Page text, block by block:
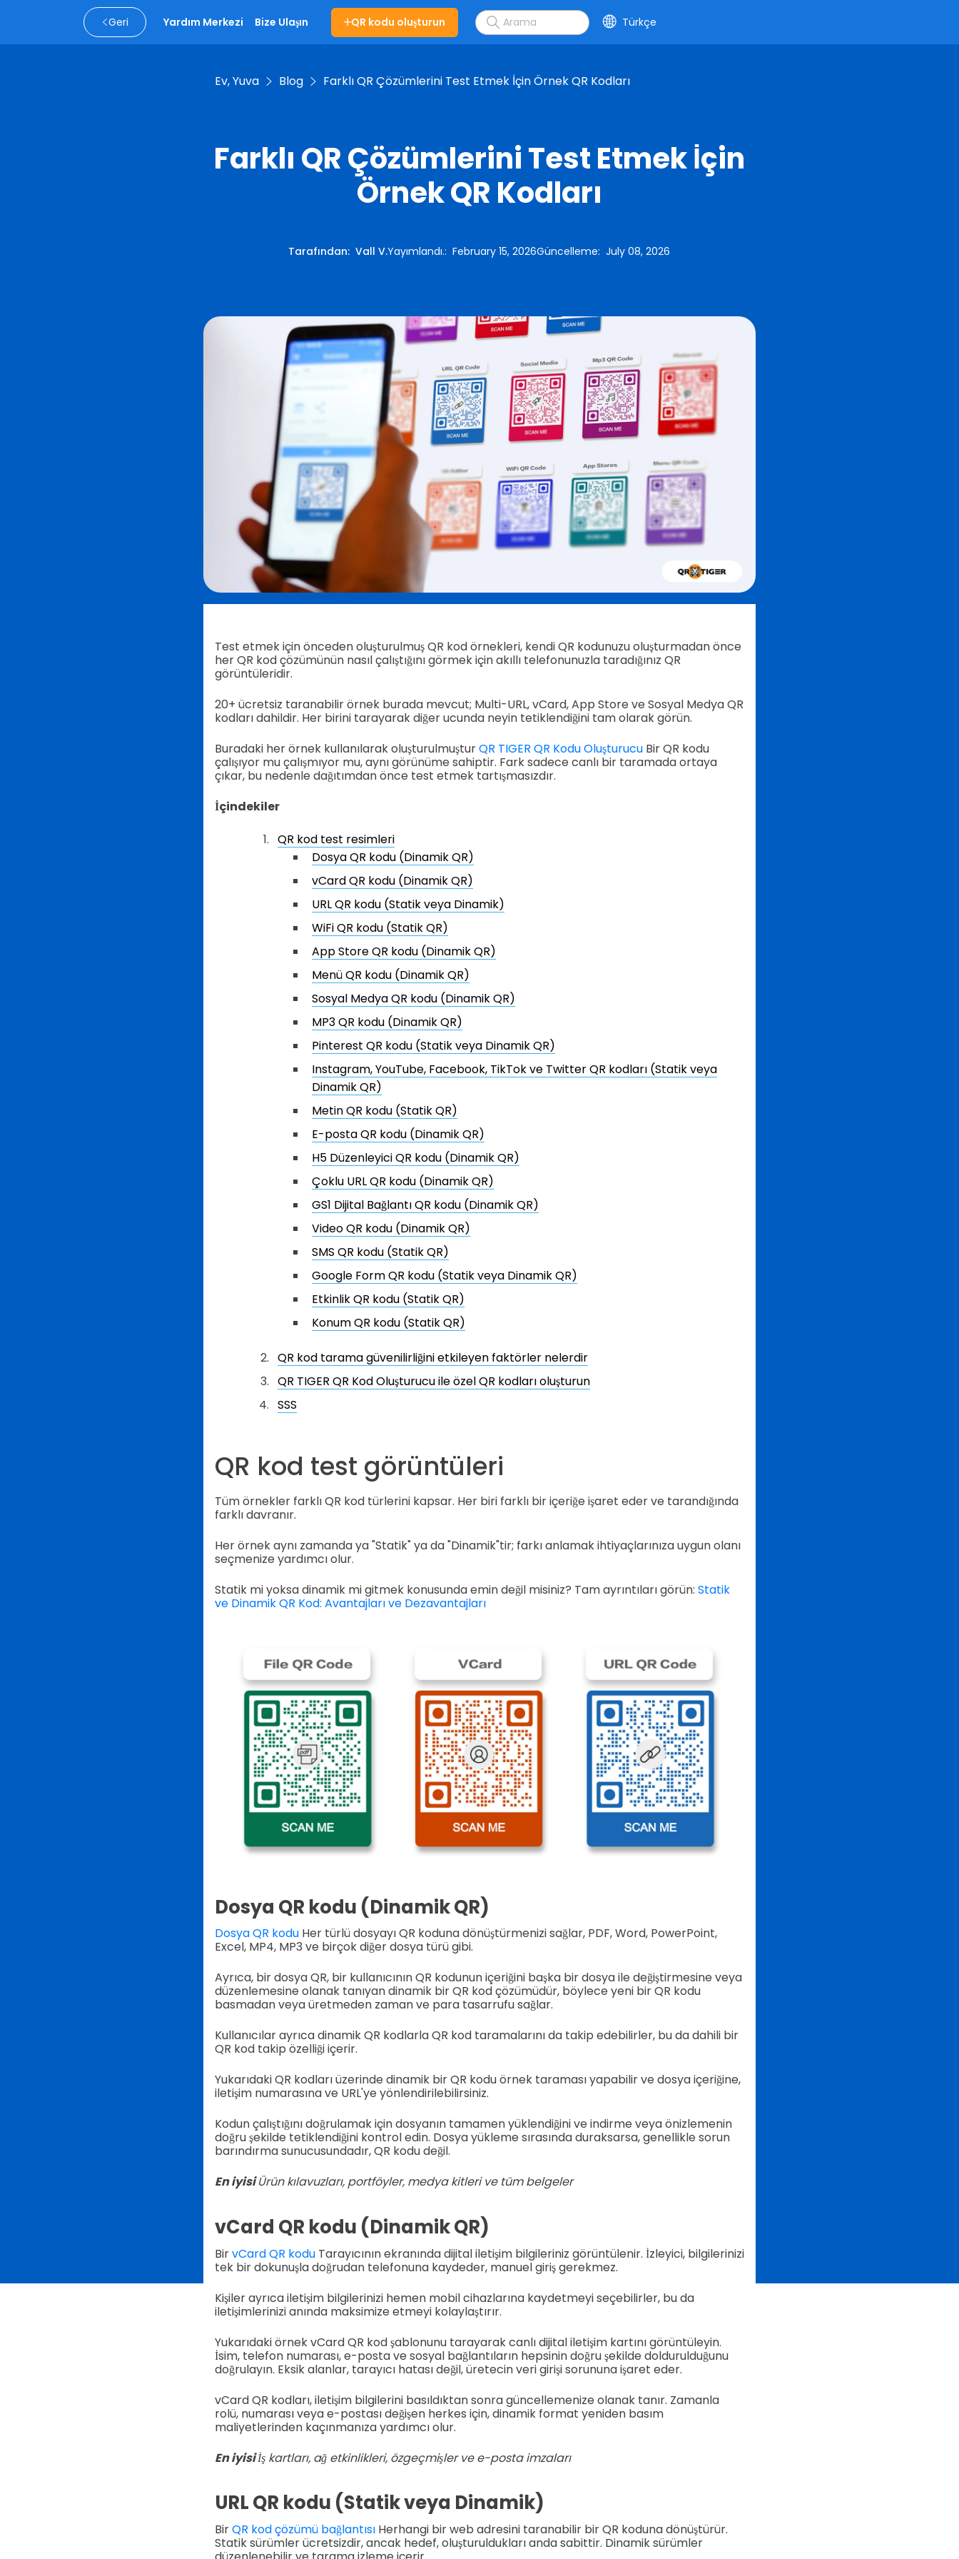
Geri Yardım Merkezi Bize Ulaşın QR kodu oluşturun Türkçe
Ev, Yuva Blog Farklı QR Çözümlerini Test Etmek İçin Örnek QR Kodları
Farklı QR Çözümlerini Test Etmek İçin
Örnek QR Kodları
Tarafından:Vall V.Yayımlandı.:February 15, 2026Güncelleme:July 08, 2026
Test etmek için önceden oluşturulmuş QR kod örnekleri, kendi QR kodunuzu oluşturmadan önce
her QR kod çözümünün nasıl çalıştığını görmek için akıllı telefonunuzla taradığınız QR
görüntüleridir.
20+ ücretsiz taranabilir örnek burada mevcut; Multi-URL, vCard, App Store ve Sosyal Medya QR
kodları dahildir. Her birini tarayarak diğer ucunda neyin tetiklendiğini tam olarak görün.
Buradaki her örnek kullanılarak oluşturulmuşturQR TIGER QR Kodu OluşturucuBir QR kodu
çalışıyor mu çalışmıyor mu, aynı görünüme sahiptir. Fark sadece canlı bir taramada ortaya
çıkar, bu nedenle dağıtımdan önce test etmek tartışmasızdır.
İçindekiler
QR kod test resimleri
Dosya QR kodu (Dinamik QR)
vCard QR kodu (Dinamik QR)
URL QR kodu (Statik veya Dinamik)
WiFi QR kodu (Statik QR)
App Store QR kodu (Dinamik QR)
Menü QR kodu (Dinamik QR)
Sosyal Medya QR kodu (Dinamik QR)
MP3 QR kodu (Dinamik QR)
Pinterest QR kodu (Statik veya Dinamik QR)
Instagram, YouTube, Facebook, TikTok ve Twitter QR kodları (Statik veya
Dinamik QR)
Metin QR kodu (Statik QR)
E-posta QR kodu (Dinamik QR)
H5 Düzenleyici QR kodu (Dinamik QR)
Çoklu URL QR kodu (Dinamik QR)
GS1 Dijital Bağlantı QR kodu (Dinamik QR)
Video QR kodu (Dinamik QR)
SMS QR kodu (Statik QR)
Google Form QR kodu (Statik veya Dinamik QR)
Etkinlik QR kodu (Statik QR)
Konum QR kodu (Statik QR)
QR kod tarama güvenilirliğini etkileyen faktörler nelerdir
QR TIGER QR Kod Oluşturucu ile özel QR kodları oluşturun
SSS
QR kod test görüntüleri
Tüm örnekler farklı QR kod türlerini kapsar. Her biri farklı bir içeriğe işaret eder ve tarandığında
farklı davranır.
Her örnek aynı zamanda ya "Statik" ya da "Dinamik"tir; farkı anlamak ihtiyaçlarınıza uygun olanı
seçmenize yardımcı olur.
Statik mi yoksa dinamik mi gitmek konusunda emin değil misiniz? Tam ayrıntıları görün: Statik
ve Dinamik QR Kod: Avantajları ve Dezavantajları
Dosya QR kodu (Dinamik QR)
Dosya QR koduHer türlü dosyayı QR koduna dönüştürmenizi sağlar, PDF, Word, PowerPoint,
Excel, MP4, MP3 ve birçok diğer dosya türü gibi.
Ayrıca, bir dosya QR, bir kullanıcının QR kodunun içeriğini başka bir dosya ile değiştirmesine veya
düzenlemesine olanak tanıyan dinamik bir QR kod çözümüdür, böylece yeni bir QR kodu
basmadan veya üretmeden zaman ve para tasarrufu sağlar.
Kullanıcılar ayrıca dinamik QR kodlarla QR kod taramalarını da takip edebilirler, bu da dahili bir
QR kod takip özelliği içerir.
Yukarıdaki QR kodları üzerinde dinamik bir QR kodu örnek taraması yapabilir ve dosya içeriğine,
iletişim numarasına ve URL'ye yönlendirilebilirsiniz.
Kodun çalıştığını doğrulamak için dosyanın tamamen yüklendiğini ve indirme veya önizlemenin
doğru şekilde tetiklendiğini kontrol edin. Dosya yükleme sırasında duraksarsa, genellikle sorun
barındırma sunucusundadır, QR kodu değil.
En iyisiÜrün kılavuzları, portföyler, medya kitleri ve tüm belgeler
vCard QR kodu (Dinamik QR)
BirvCard QR koduTarayıcının ekranında dijital iletişim bilgileriniz görüntülenir. İzleyici, bilgilerinizi
tek bir dokunuşla doğrudan telefonuna kaydeder, manuel giriş gerekmez.
Kişiler ayrıca iletişim bilgilerinizi hemen mobil cihazlarına kaydetmeyi seçebilirler, bu da
iletişimlerinizi anında maksimize etmeyi kolaylaştırır.
Yukarıdaki örnek vCard QR kod şablonunu tarayarak canlı dijital iletişim kartını görüntüleyin.
İsim, telefon numarası, e-posta ve sosyal bağlantıların hepsinin doğru şekilde doldurulduğunu
doğrulayın. Eksik alanlar, tarayıcı hatası değil, üretecin veri girişi sorununa işaret eder.
vCard QR kodları, iletişim bilgilerini basıldıktan sonra güncellemenize olanak tanır. Zamanla
rolü, numarası veya e-postası değişen herkes için, dinamik format yeniden basım
maliyetlerinden kaçınmanıza yardımcı olur.
En iyisiİş kartları, ağ etkinlikleri, özgeçmişler ve e-posta imzaları
URL QR kodu (Statik veya Dinamik)
BirQR kod çözümü bağlantısıHerhangi bir web adresini taranabilir bir QR koduna dönüştürür.
Statik sürümler ücretsizdir, ancak hedef, oluşturuldukları anda sabittir. Dinamik sürümler